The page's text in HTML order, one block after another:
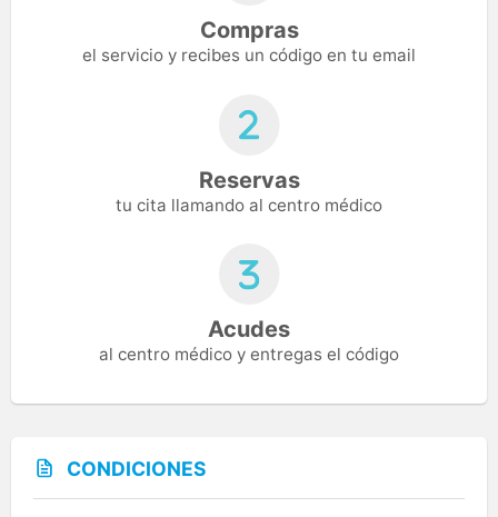
Compras
el servicio y recibes un código en tu email
Reservas
tu cita llamando al centro médico
Acudes
al centro médico y entregas el código
CONDICIONES